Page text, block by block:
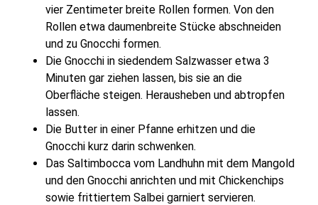
vier Zentimeter breite Rollen formen. Von den
Rollen etwa daumenbreite Stücke abschneiden
und zu Gnocchi formen.
Die Gnocchi in siedendem Salzwasser etwa 3
Minuten gar ziehen lassen, bis sie an die
Oberfläche steigen. Herausheben und abtropfen
lassen.
Die Butter in einer Pfanne erhitzen und die
Gnocchi kurz darin schwenken.
Das Saltimbocca vom Landhuhn mit dem Mangold
und den Gnocchi anrichten und mit Chickenchips
sowie frittiertem Salbei garniert servieren.